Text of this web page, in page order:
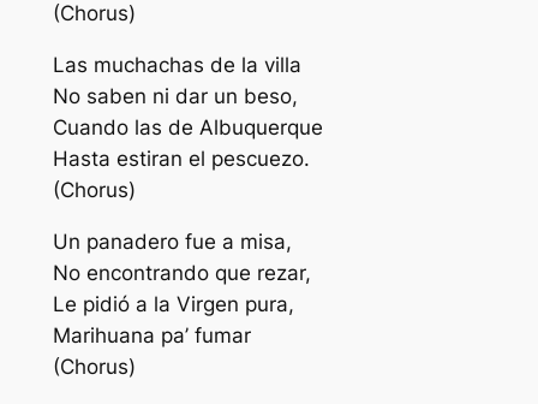
(Chorus)
Las muchachas de la villa
No saben ni dar un beso,
Cuando las de Albuquerque
Hasta estiran el pescuezo.
(Chorus)
Un panadero fue a misa,
No encontrando que rezar,
Le pidió a la Virgen pura,
Marihuana pa’ fumar
(Chorus)